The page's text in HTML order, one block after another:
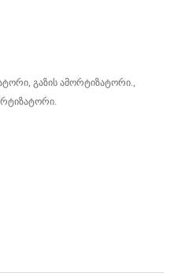
, Გაზის Ამორტიზატორი.